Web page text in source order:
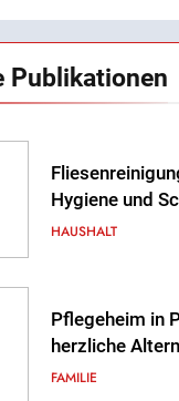
Publikationen
Fotos, die
BUSINESS
Hygiene und
Wand- und
HAUSHALT
Pflegeheim in
herzliche
deutsche
FAMILIE